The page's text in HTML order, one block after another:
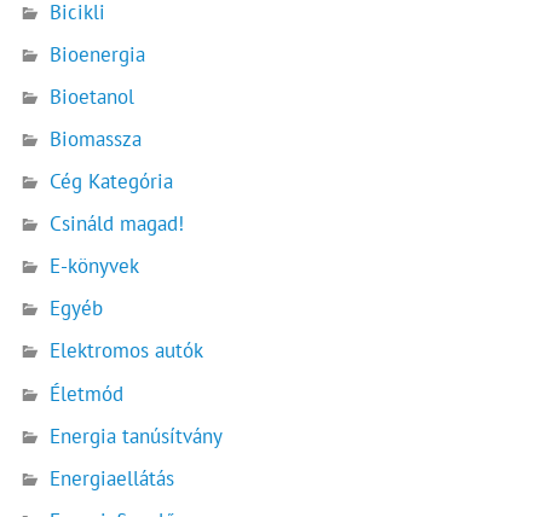
Bicikli
Bioenergia
Bioetanol
Biomassza
Cég Kategória
Csináld magad!
E-könyvek
Egyéb
Elektromos autók
Életmód
Energia tanúsítvány
Energiaellátás